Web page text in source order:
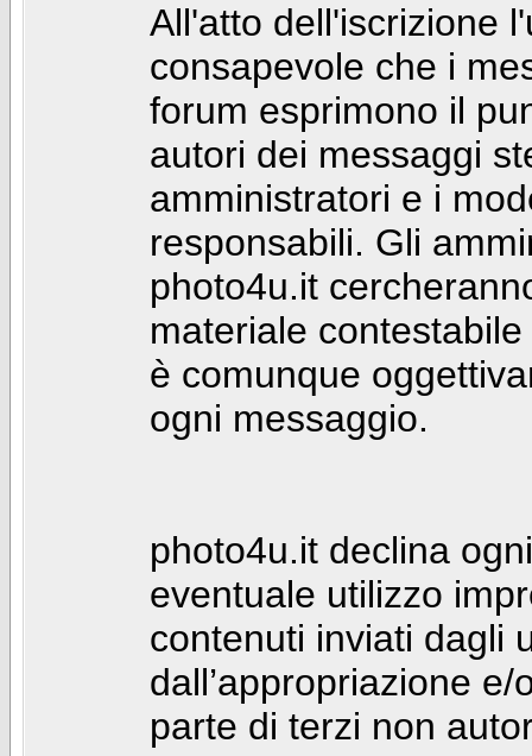
All'atto dell'iscrizione
consapevole che i
forum esprimono il
autori dei messaggi
amministratori e i
responsabili. Gli
photo4u.it
materiale
è comunque
ogni messaggio.
photo4u.it declina
eventuale utilizzo
contenuti inviati dagli
dall’appropriazione
parte di terzi non